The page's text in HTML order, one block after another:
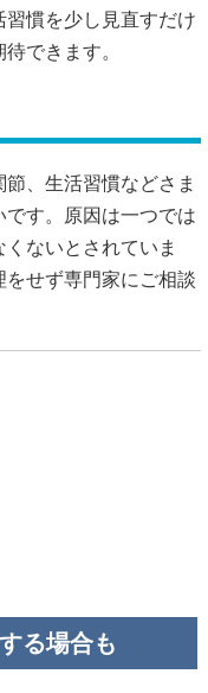
慣を少し見直すだけ
できます。
、生活習慣などさま
す。原因は一つでは
ないとされていま
せず専門家にご相談
る場合も